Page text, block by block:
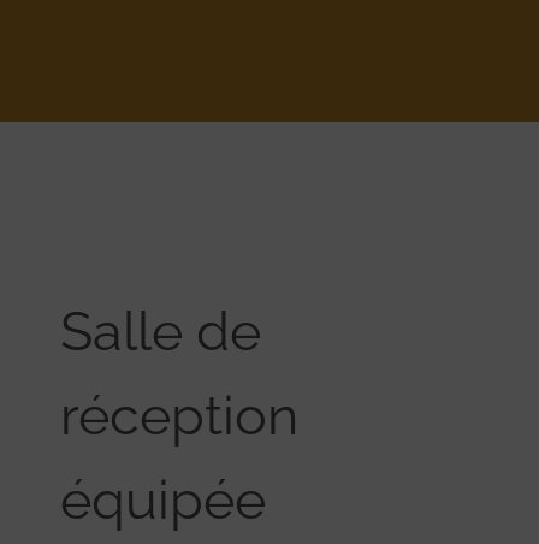
Salle de
réception
équipée